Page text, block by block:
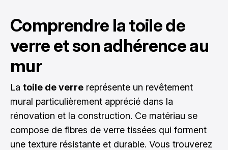
Comprendre la toile de
verre et son adhérence au
mur
La toile de verre représente un revêtement
mural particulièrement apprécié dans la
rénovation et la construction. Ce matériau se
compose de fibres de verre tissées qui forment
une texture résistante et durable. Vous trouverez